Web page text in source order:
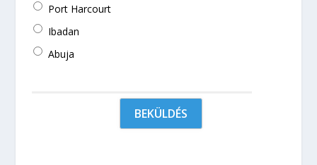
Port Harcourt
Ibadan
Abuja